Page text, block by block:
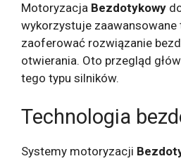
Motoryzacja Bezdotykowy
wykorzystuje zaawansowane
zaoferować rozwiązanie
otwierania. Oto przegląd
tego typu silników.
Technologia
Systemy motoryzacji